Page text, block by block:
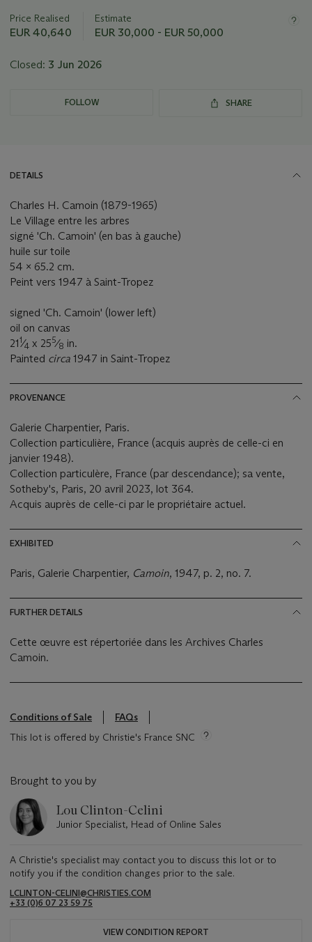
Price Realised
EUR 40,640
Estimate
EUR 30,000 - EUR 50,000
Closed: 3 Jun 2026
FOLLOW SHARE
DETAILS
Charles H. Camoin (1879-1965)
Le Village entre les arbres
signé 'Ch. Camoin' (en bas à gauche)
huile sur toile
54 x 65.2 cm.
Peint vers 1947 à Saint-Tropez
signed 'Ch. Camoin' (lower left)
oil on canvas
211⁄4 x 255⁄8 in.
Painted circa 1947 in Saint-Tropez
PROVENANCE
Galerie Charpentier, Paris.
Collection particulière, France (acquis auprès de celle-ci en
janvier 1948).
Collection particulère, France (par descendance); sa vente,
Sotheby's, Paris, 20 avril 2023, lot 364.
Acquis auprès de celle-ci par le propriétaire actuel.
EXHIBITED
Paris, Galerie Charpentier, Camoin, 1947, p. 2, no. 7.
FURTHER DETAILS
Cette œuvre est répertoriée dans les Archives Charles
Camoin.
Conditions of Sale
FAQs
This lot is offered by Christie's France SNC
Brought to you by
Lou Clinton-Celini
Junior Specialist, Head of Online Sales
A Christie's specialist may contact you to discuss this lot or to
notify you if the condition changes prior to the sale.
LCLINTON-CELINI@CHRISTIES.COM
+33 ‌(0)6 07 23 59 75
VIEW CONDITION REPORT